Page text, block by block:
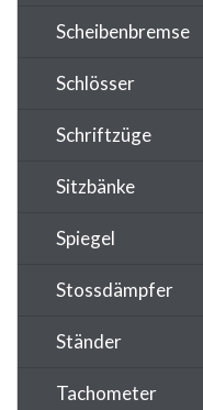
Scheibenbremse
Schlösser
Schriftzüge
Sitzbänke
Spiegel
Stossdämpfer
Ständer
Tachometer